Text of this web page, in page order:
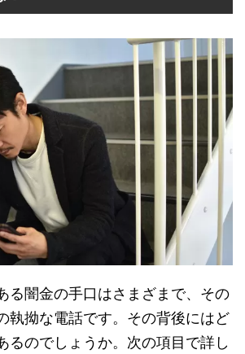
る闇金の手口はさまざまで、その
執拗な電話です。その背後にはど
るのでしょうか。次の項目で詳し